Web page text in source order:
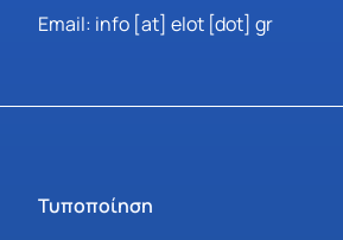
Email: info [at] elot [dot] gr
Τυποποίηση